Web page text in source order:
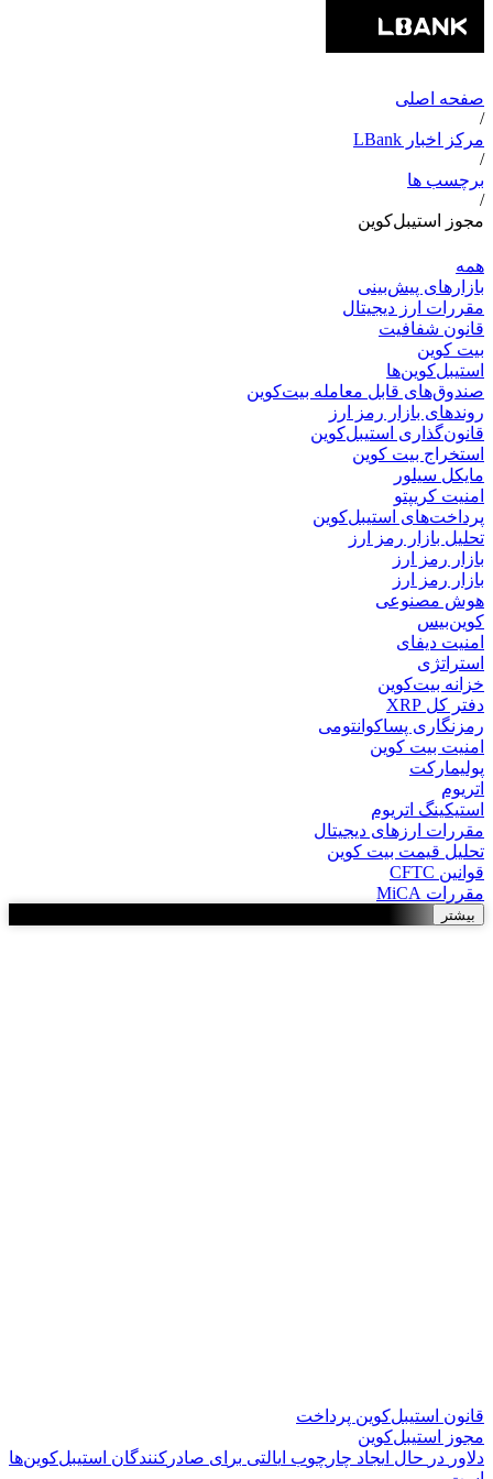
صفحه اصلی
/
مرکز اخبار LBank
/
برچسب ها
/
مجوز استیبل‌کوین
همه
بازارهای پیش‌بینی
مقررات ارز دیجیتال
قانون شفافیت
بیت کوین
استیبل‌کوین‌ها
صندوق‌های قابل معامله بیت‌کوین
روندهای بازار رمز ارز
قانون‌گذاری استیبل‌کوین
استخراج بیت کوین
مایکل سیلور
امنیت کریپتو
پرداخت‌های استیبل‌کوین
تحلیل بازار رمز ارز
بازار رمز ارز
بازار رمز ارز
هوش مصنوعی
کوین‌بیس
امنیت دیفای
استراتژی
خزانه بیت‌کوین
دفتر کل XRP
رمزنگاری پساکوانتومی
امنیت بیت کوین
پولیمارکت
اتریوم
استیکینگ اتریوم
مقررات ارزهای دیجیتال
تحلیل قیمت بیت کوین
قوانین CFTC
مقررات MiCA
بیشتر
قانون استیبل‌کوین پرداخت
مجوز استیبل‌کوین
دلور در حال یجاد چار چوب یالتی بر ی صادر کنندگان ستیبلکوینها